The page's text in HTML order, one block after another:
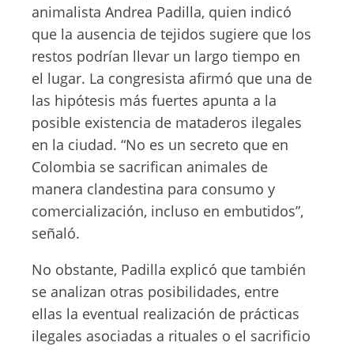
animalista Andrea Padilla, quien indicó
que la ausencia de tejidos sugiere que los
restos podrían llevar un largo tiempo en
el lugar. La congresista afirmó que una de
las hipótesis más fuertes apunta a la
posible existencia de mataderos ilegales
en la ciudad. “No es un secreto que en
Colombia se sacrifican animales de
manera clandestina para consumo y
comercialización, incluso en embutidos”,
señaló.
No obstante, Padilla explicó que también
se analizan otras posibilidades, entre
ellas la eventual realización de prácticas
ilegales asociadas a rituales o el sacrificio